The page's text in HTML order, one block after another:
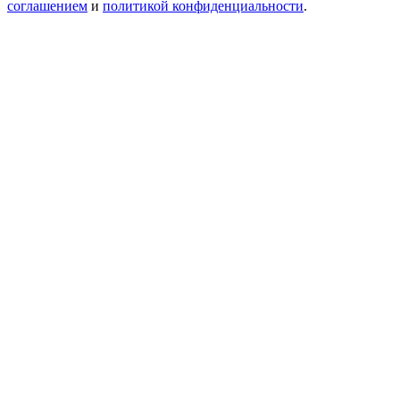
соглашением и политикой конфиденциальности.